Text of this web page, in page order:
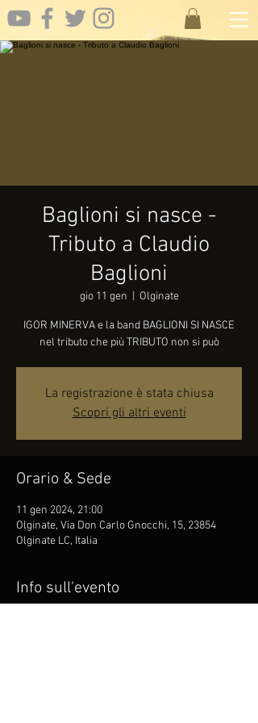
Baglioni si nasce -
Tributo a Claudio
Baglioni
gio 11 gen Olginate
IGOR MINERVA e la band BAGLIONI SI NASCE
nel tributo che più TRIBUTO non si può
La registrazione è stata chiusa
Scopri gli altri eventi
Orario & Sede
11 gen 2024, 21:00
Olginate, Via Don Carlo Gnocchi, 15, 23854
Olginate LC, Italia
Info sull'evento